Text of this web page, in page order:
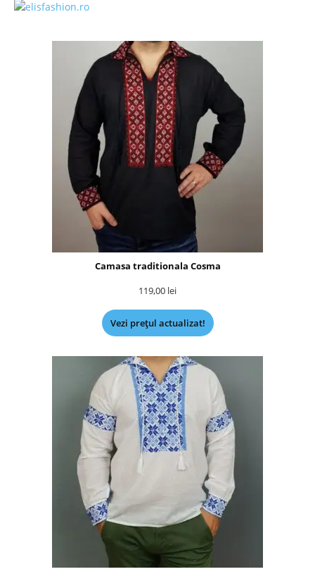
Camasa traditionala Cosma
119,00 lei
Vezi prețul actualizat!